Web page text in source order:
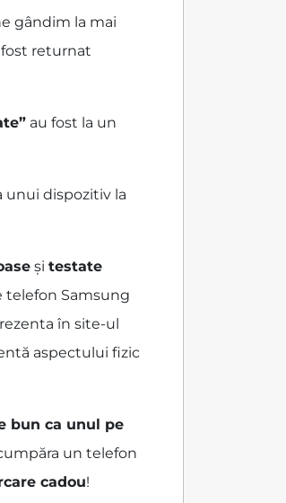
gândim la mai
returnat
au fost la un
unui dispozitiv la
și testate
telefon Samsung
în site-ul
aspectului fizic
bun ca unul pe
un telefon
cadou!